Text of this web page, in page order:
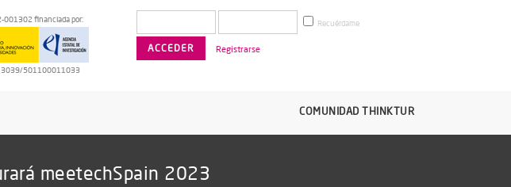
001302 financiada por:
501100011033
Recuérdame
Registrarse
COMUNIDAD THINKTUR
meetechSpain 2023